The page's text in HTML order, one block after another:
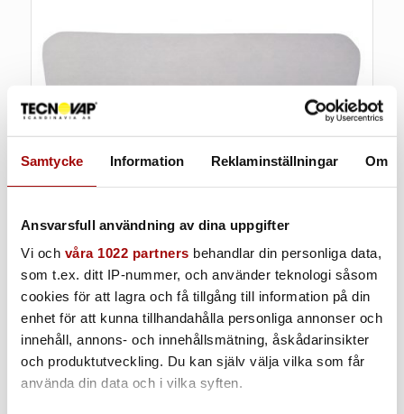
Samtycke Information Reklaminställningar Om
Ansvarsfull användning av dina uppgifter
Vi och våra 1022 partners behandlar din personliga data,
som t.ex. ditt IP-nummer, och använder teknologi såsom
cookies för att lagra och få tillgång till information på din
enhet för att kunna tillhandahålla personliga annonser och
innehåll, annons- och innehållsmätning, åskådarinsikter
och produktutveckling. Du kan själv välja vilka som får
använda din data och i vilka syften.
Skurnylon utan slipeffekt, 10-pack, 400 mm
400 mm | 10-pack